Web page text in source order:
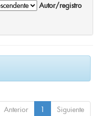
Autor/registro
Anterior 1 Siguiente